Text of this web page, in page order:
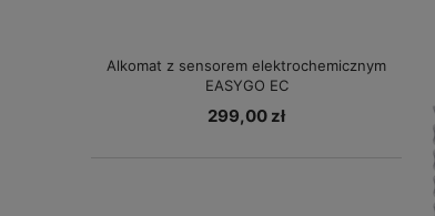
Alkomat z sensorem elektrochemicznym
EASYGO EC
299,00 zł